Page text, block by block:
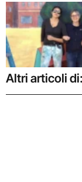
Altri articoli